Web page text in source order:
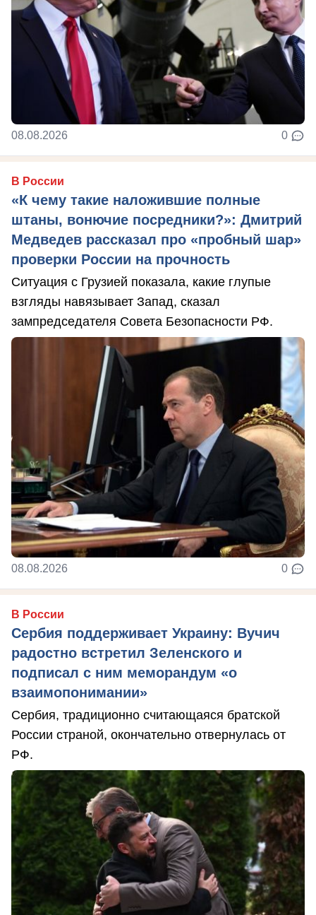
08.08.2026 0
В России
«К чему такие наложившие полные
штаны, вонючие посредники?»: Дмитрий
Медведев рассказал про «пробный шар»
проверки России на прочность
Ситуация с Грузией показала, какие глупые
взгляды навязывает Запад, сказал
зампредседателя Совета Безопасности РФ.
08.08.2026 0
В России
Сербия поддерживает Украину: Вучич
радостно встретил Зеленского и
подписал с ним меморандум «о
взаимопонимании»
Сербия, традиционно считающаяся братской
России страной, окончательно отвернулась от
РФ.